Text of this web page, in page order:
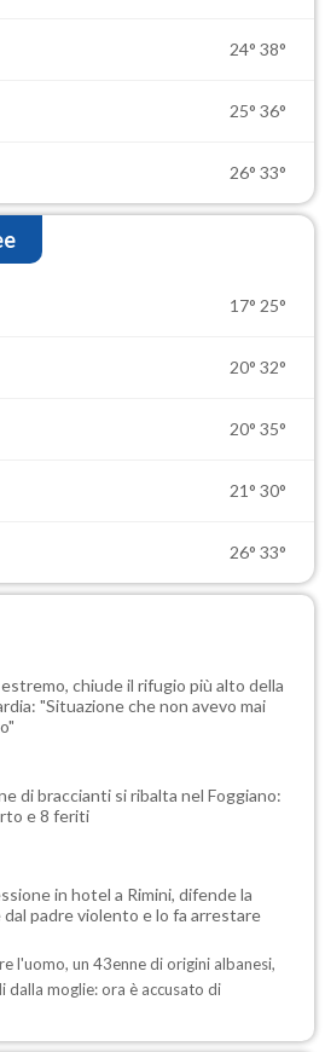
24° 38°
25° 36°
26° 33°
17° 25°
20° 32°
20° 35°
21° 30°
26° 33°
chiude il rifugio più alto della
"Situazione che non avevo mai
di braccianti si ribalta nel Foggiano:
e 8 feriti
in hotel a Rimini, difende la
dal padre violento e lo fa arrestare
l'uomo, un 43enne di origini albanesi,
moglie: ora è accusato di